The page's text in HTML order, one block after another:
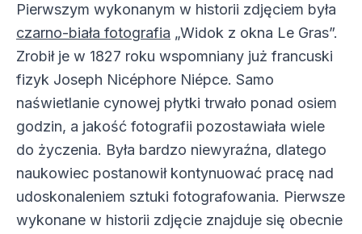
Pierwszym wykonanym w historii zdjęciem była
czarno-biała fotografia „Widok z okna Le Gras”.
Zrobił je w 1827 roku wspomniany już francuski
fizyk Joseph Nicéphore Niépce. Samo
naświetlanie cynowej płytki trwało ponad osiem
godzin, a jakość fotografii pozostawiała wiele
do życzenia. Była bardzo niewyraźna, dlatego
naukowiec postanowił kontynuować pracę nad
udoskonaleniem sztuki fotografowania. Pierwsze
wykonane w historii zdjęcie znajduje się obecnie